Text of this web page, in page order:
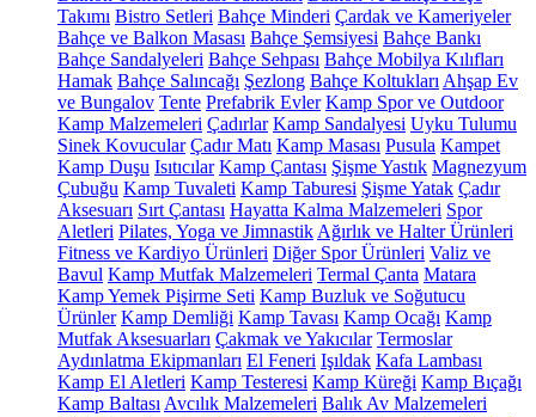
Takımı Bistro Setleri Bahçe Minderi Çardak ve Kameriyeler
Bahçe ve Balkon Masası Bahçe Şemsiyesi Bahçe Bankı
Bahçe Sandalyeleri Bahçe Sehpası Bahçe Mobilya Kılıfları
Hamak Bahçe Salıncağı Şezlong Bahçe Koltukları Ahşap Ev
ve Bungalov Tente Prefabrik Evler Kamp Spor ve Outdoor
Kamp Malzemeleri Çadırlar Kamp Sandalyesi Uyku Tulumu
Sinek Kovucular Çadır Matı Kamp Masası Pusula Kampet
Kamp Duşu Isıtıcılar Kamp Çantası Şişme Yastık Magnezyum
Çubuğu Kamp Tuvaleti Kamp Taburesi Şişme Yatak Çadır
Aksesuarı Sırt Çantası Hayatta Kalma Malzemeleri Spor
Aletleri Pilates, Yoga ve Jimnastik Ağırlık ve Halter Ürünleri
Fitness ve Kardiyo Ürünleri Diğer Spor Ürünleri Valiz ve
Bavul Kamp Mutfak Malzemeleri Termal Çanta Matara
Kamp Yemek Pişirme Seti Kamp Buzluk ve Soğutucu
Ürünler Kamp Demliği Kamp Tavası Kamp Ocağı Kamp
Mutfak Aksesuarları Çakmak ve Yakıcılar Termoslar
Aydınlatma Ekipmanları El Feneri Işıldak Kafa Lambası
Kamp El Aletleri Kamp Testeresi Kamp Küreği Kamp Bıçağı
Kamp Baltası Avcılık Malzemeleri Balık Av Malzemeleri